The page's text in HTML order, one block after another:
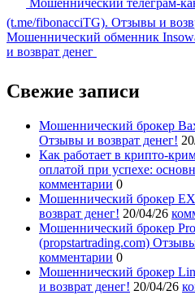
Мошеннический телеграм-
(t.me/fibonacciTG). Отзывы и
Мошеннический обменник
и возврат денег
Свежие записи
Мошеннический брокер
Отзывы и возврат денег!
Как работает в крипто-
оплатой при успехе:
комментарии 0
Мошеннический брокер
возврат денег! 20/04/26
Мошеннический брокер
(propstartrading.com)
комментарии 0
Мошеннический брокер
и возврат денег! 20/04/26